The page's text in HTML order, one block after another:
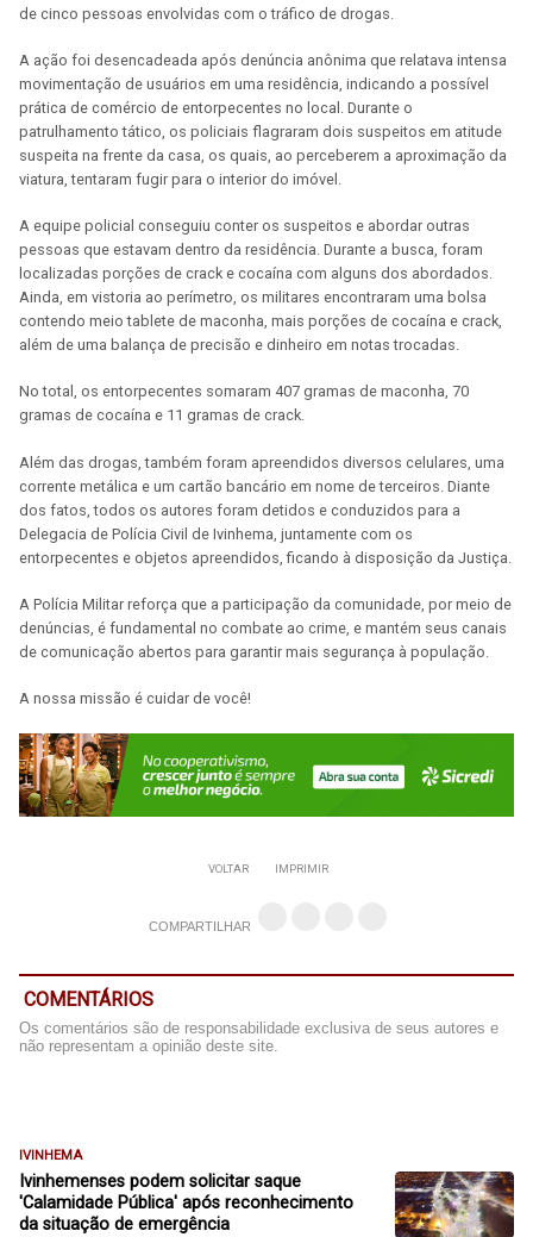
de cinco pessoas envolvidas com o tráfico de drogas.
A ação foi desencadeada após denúncia anônima que relatava intensa
movimentação de usuários em uma residência, indicando a possível
prática de comércio de entorpecentes no local. Durante o
patrulhamento tático, os policiais flagraram dois suspeitos em atitude
suspeita na frente da casa, os quais, ao perceberem a aproximação da
viatura, tentaram fugir para o interior do imóvel.
A equipe policial conseguiu conter os suspeitos e abordar outras
pessoas que estavam dentro da residência. Durante a busca, foram
localizadas porções de crack e cocaína com alguns dos abordados.
Ainda, em vistoria ao perímetro, os militares encontraram uma bolsa
contendo meio tablete de maconha, mais porções de cocaína e crack,
além de uma balança de precisão e dinheiro em notas trocadas.
No total, os entorpecentes somaram 407 gramas de maconha, 70
gramas de cocaína e 11 gramas de crack.
Além das drogas, também foram apreendidos diversos celulares, uma
corrente metálica e um cartão bancário em nome de terceiros. Diante
dos fatos, todos os autores foram detidos e conduzidos para a
Delegacia de Polícia Civil de Ivinhema, juntamente com os
entorpecentes e objetos apreendidos, ficando à disposição da Justiça.
A Polícia Militar reforça que a participação da comunidade, por meio de
denúncias, é fundamental no combate ao crime, e mantém seus canais
de comunicação abertos para garantir mais segurança à população.
A nossa missão é cuidar de você!
VOLTAR IMPRIMIR
COMPARTILHAR
COMENTÁRIOS
Os comentários são de responsabilidade exclusiva de seus autores e
não representam a opinião deste site.
IVINHEMA
Ivinhemenses podem solicitar saque
'Calamidade Pública' após reconhecimento
da situação de emergência